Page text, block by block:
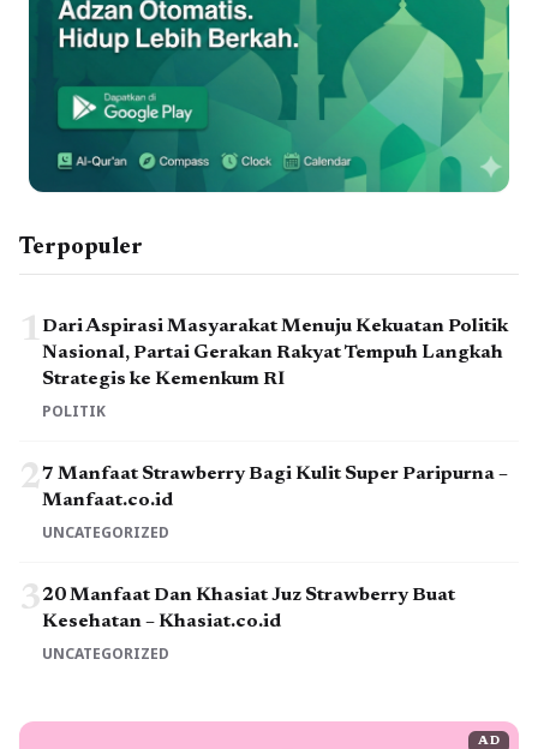
Terpopuler
1 Dari Aspirasi Masyarakat Menuju Kekuatan Politik
Nasional, Partai Gerakan Rakyat Tempuh Langkah
Strategis ke Kemenkum RI
POLITIK
27 Manfaat Strawberry Bagi Kulit Super Paripurna –
Manfaat.co.id
UNCATEGORIZED
320 Manfaat Dan Khasiat Juz Strawberry Buat
Kesehatan – Khasiat.co.id
UNCATEGORIZED
AD